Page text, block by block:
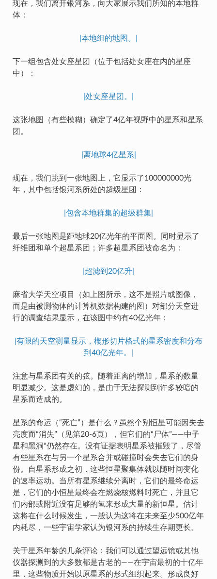
现在，我们离开银河系，向大家展示我们所知的本地群
体：
|本地组的地图。|
下一组包含处女座星团（位于包括处女座在内的星座
中）：
|处女座星团。|
这张地图（有些模糊）确定了4亿年视野中的星系和星系
团。
|离地球4亿星系|
现在，我们跳到一张地图上，它显示了100000000光
年，其中包括银河系所处的超级星团：
|包含本地群集的超级群集|
最后一张地图是距地球20亿光年的平面图。同时显示了
纤维团和单个超星系团；许多超星系团被命名为：
|超滤到20亿升|
麻省大学天空项目（如上图所示，这不是照片或图像，
而是由被测物体的计算机数据构建的图）对部分天空进
行的调查结果显示，在该图中约有40亿光年：
|有限的天空测量显示，楔形切片格式的星系密度和分布
到40亿光年。|
注意与星系团有关的弦。随着距离的增加，星系的数量
明显减少。这是虚幻的，是由于无法探测到许多较暗的
星系而造成的。
星系的命运（“死亡”）是什么？虽然个别恒星可能因失去
亮度而“消失”（见第20-6页），但它们的“尸体”——中子
星和黑洞“仍然存在。没有证据表明星系被摧毁了，尽管
有些星系在与另一个星系合并或碰撞时会失去它们的身
份。自星系形成之初，这些恒星聚集体就以随时间变化
的速率运动。当所有星系继续分离时，它们的最终命运
是，它们的小恒星最终会在燃烧核燃料时死亡，并且它
们内部或附近没有足够的氢来形成大量的新恒星。估计
这将在什么时候发生，一般认为这将在未来至少500亿年
内耗尽，一些宇宙学家认为银河系的持续生存期更长。
关于星系年龄的几条评论：我们可以通过望远镜或其他
仪器探测到的大多数都是古老的——在宇宙最初的十亿年
里，这些物质开始以原星系的形式组织起来。形成良好